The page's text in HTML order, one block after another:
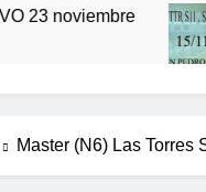
1
Master (N6) Las Torres